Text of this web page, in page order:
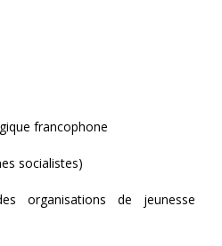
francophone
socialistes)
organisations de jeunesse